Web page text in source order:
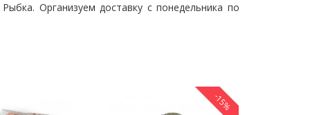
Рыбка. Организуем доставку с понедельника по
-15%